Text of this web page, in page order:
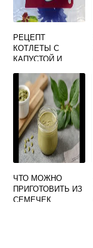
РЕЦЕПТ
КОТЛЕТЫ С
КАПУСТОЙ И
ДУХОВКЕ
ЧТО МОЖНО
ПРИГОТОВИТЬ ИЗ
СЕМЕЧЕК